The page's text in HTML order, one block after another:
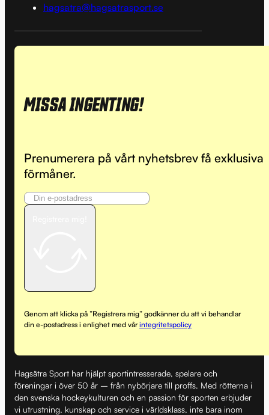
hagsatra@hagsatrasport.se
MISSA INGENTING!
Prenumerera på vårt nyhetsbrev få exklusiva
förmåner.
Genom att klicka på ”Registrera mig” godkänner du att vi behandlar
din e-postadress i enlighet med vårintegritetspolicy
Hagsätra Sport har hjälpt sportintresserade, spelare och
föreningar i över 50 år – från nybörjare till proffs. Med rötterna i
den svenska hockeykulturen och en passion för sporten erbjuder
vi utrustning, kunskap och service i världsklass, inte bara inom